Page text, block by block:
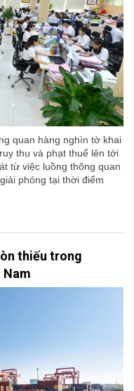
quan hàng nghìn tờ khai
thu và phạt thuế lên tới
từ việc luồng thông quan
phóng tại thời điểm
thiếu trong